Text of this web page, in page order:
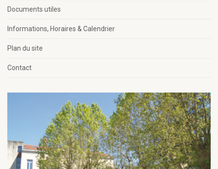
Documents utiles
Informations, Horaires & Calendrier
Plan du site
Contact